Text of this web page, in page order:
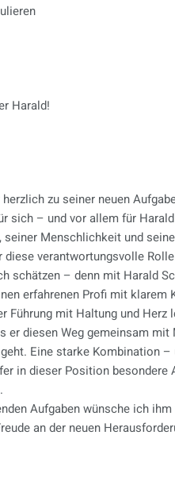
Harald!
zu seiner neuen
sich – und vor allem für
seiner Menschlichkeit und
verantwortungsvolle
schätzen – denn mit Harald
erfahrenen Profi mit klarem
Führung mit Haltung und Herz
er diesen Weg gemeinsam
Eine starke Kombination
in dieser Position besondere
Aufgaben wünsche ich
an der neuen